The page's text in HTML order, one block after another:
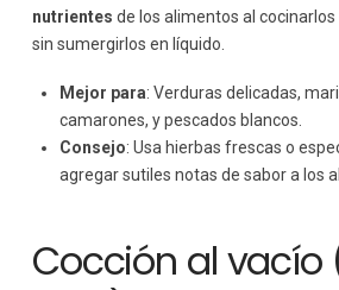
nutrientes de los alimentos al
sin sumergirlos en líquido.
Mejor para: Verduras delicadas,
camarones, y pescados blancos.
Consejo: Usa hierbas frescas o
agregar sutiles notas de sabor a los
Cocción al vacío